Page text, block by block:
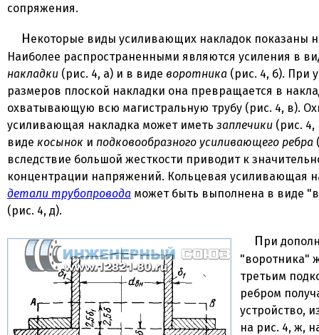
сопряжения.
Некоторые виды усиливающих накладок показаны на рисунке 4.
Наиболее распространенными являются усиления в
накладки (рис. 4, а) и в виде воротника (рис. 4, б). При
размеров плоской накладки она превращается в
охватывающую всю магистральную трубу (рис. 4, в).
усиливающая накладка может иметь заплечики (рис. 4,
виде косынок и подковообразного усиливающего ребра
вследствие большой жесткости приводит к
концентрации напряжений. Кольцевая усиливающая
детали трубопровода может быть выполнена в виде
(рис. 4, д).
При дополнении
"воротника"
третьим
ребром
устройство,
на рис. 4, ж,